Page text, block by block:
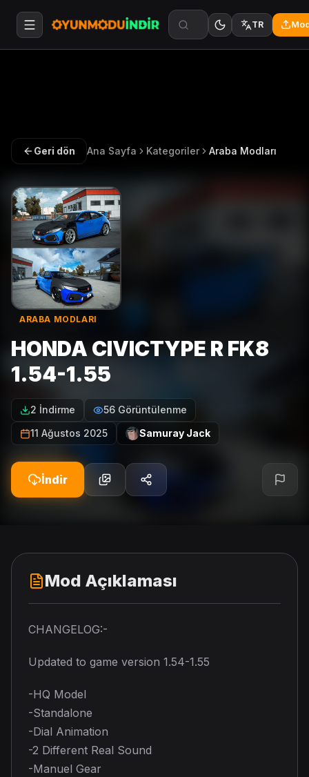
TR
Geri dön Ana Sayfa Kategoriler Araba Modları
ARABA MODLARI
HONDA CIVICTYPE R FK8
1.54-1.55
2 İndirme
56 Görüntülenme
11 Ağustos 2025
Samuray Jack
İndir
Mod Açıklaması
CHANGELOG:-
Updated to game version 1.54-1.55
-HQ Model
-Standalone
-Dial Animation
-2 Different Real Sound
-Manuel Gear